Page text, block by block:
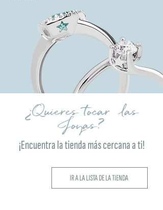
¿Quieres tocar las
Joyas?
¡Encuentra la tienda más cercana a ti!
IR A LA LISTA DE LA TIENDA